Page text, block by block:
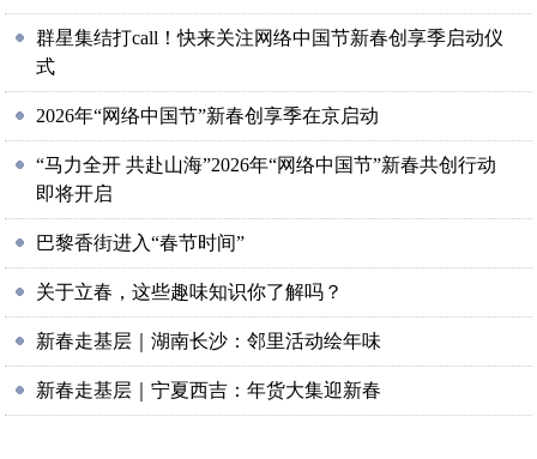
群星集结打call！快来关注网络中国节新春创享季启动仪
式
2026年“网络中国节”新春创享季在京启动
“马力全开 共赴山海”2026年“网络中国节”新春共创行动
即将开启
巴黎香街进入“春节时间”
关于立春，这些趣味知识你了解吗？
新春走基层｜湖南长沙：邻里活动绘年味
新春走基层｜宁夏西吉：年货大集迎新春